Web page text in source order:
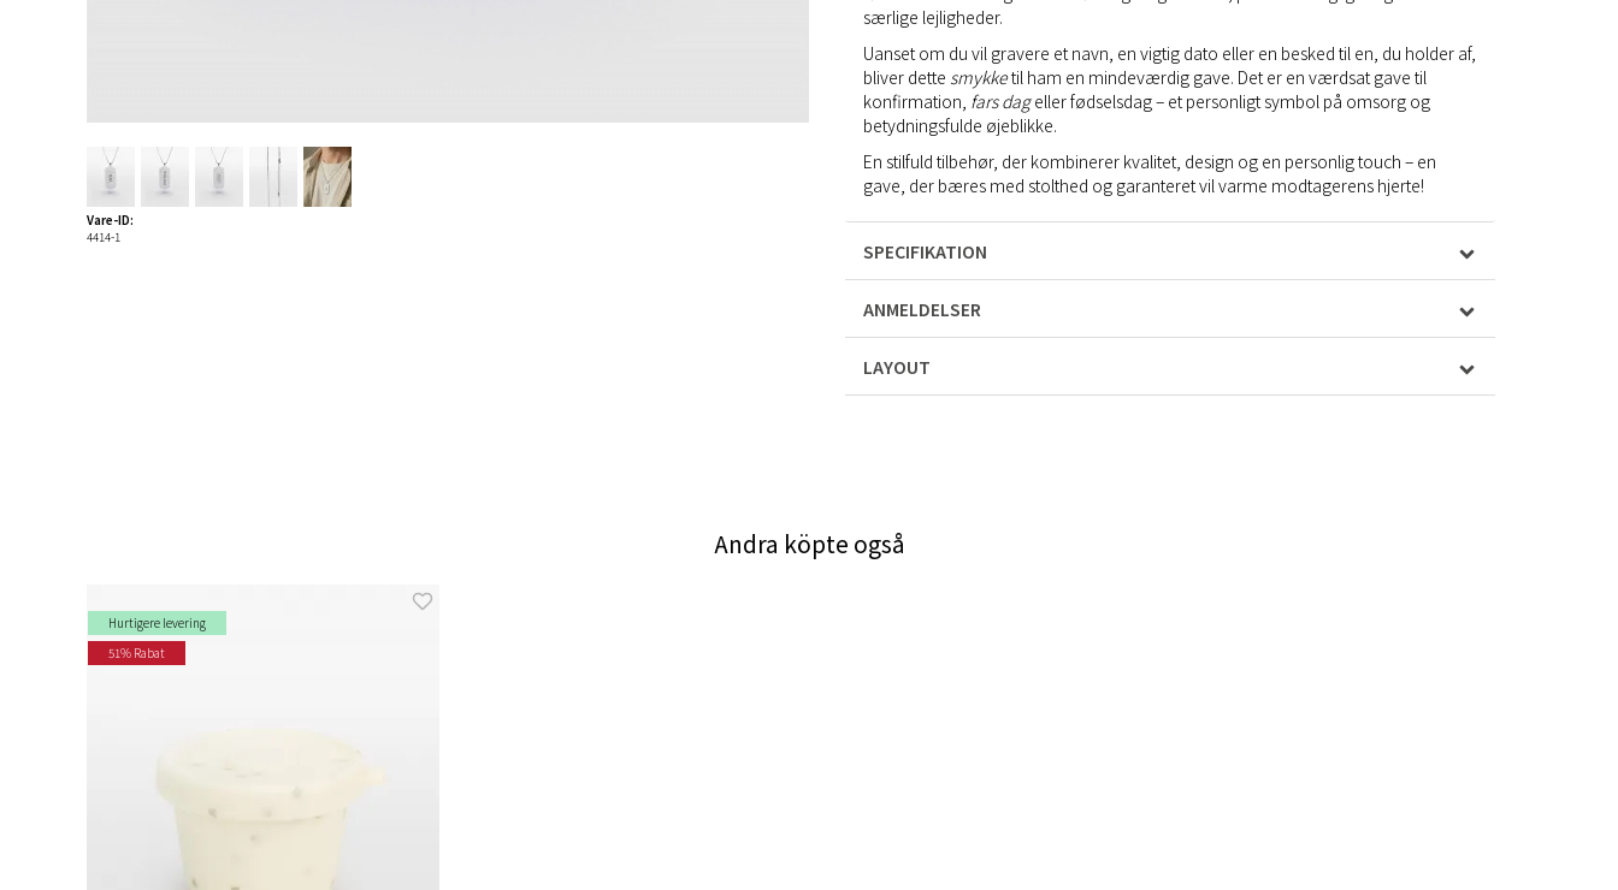
særlige lejligheder.
Uanset om du vil gravere et navn, en vigtig dato eller en besked til en, du holder af,
bliver dette smykketil ham en mindeværdig gave. Det er en værdsat gave til
konfirmation, fars dageller fødselsdag – et personligt symbol på omsorg og
betydningsfulde øjeblikke.
En stilfuld tilbehør, der kombinerer kvalitet, design og en personlig touch – en
gave, der bæres med stolthed og garanteret vil varme modtagerens hjerte!
SPECIFIKATION
ANMELDELSER
LAYOUT
Vare-ID:
4414-1
Andra köpte også
Hurtigere levering
51% Rabat